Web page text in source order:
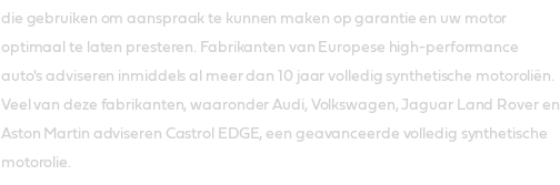
die gebruiken om aanspraak te kunnen maken op garantie en uw motor
optimaal te laten presteren. Fabrikanten van Europese high-performance
auto's adviseren inmiddels al meer dan 10 jaar volledig synthetische motoroliën.
Veel van deze fabrikanten, waaronder Audi, Volkswagen, Jaguar Land Rover en
Aston Martin adviseren Castrol EDGE, een geavanceerde volledig synthetische
motorolie.